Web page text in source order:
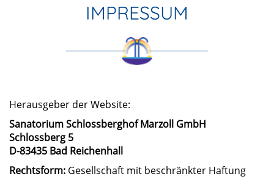
IMPRESSUM
Herausgeber der Website:
Sanatorium Schlossberghof Marzoll GmbH
Schlossberg 5
D-83435 Bad Reichenhall
Rechtsform: Gesellschaft mit beschränkter Haftung